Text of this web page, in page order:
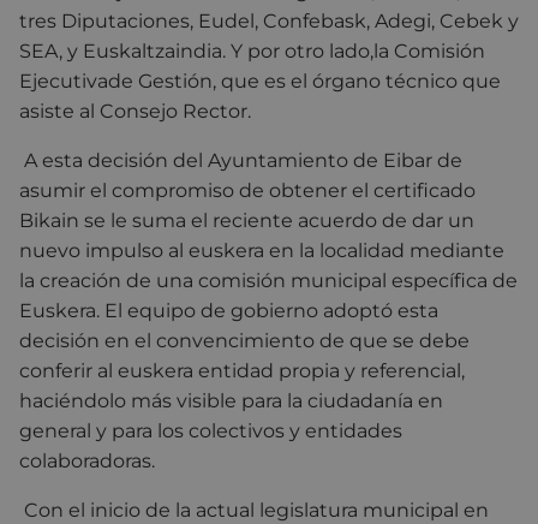
tres Diputaciones, Eudel, Confebask, Adegi, Cebek y
SEA, y Euskaltzaindia. Y por otro lado,la Comisión
Ejecutivade Gestión, que es el órgano técnico que
asiste al Consejo Rector.
A esta decisión del Ayuntamiento de Eibar de
asumir el compromiso de obtener el certificado
Bikain se le suma el reciente acuerdo de dar un
nuevo impulso al euskera en la localidad mediante
la creación de una comisión municipal específica de
Euskera. El equipo de gobierno adoptó esta
decisión en el convencimiento de que se debe
conferir al euskera entidad propia y referencial,
haciéndolo más visible para la ciudadanía en
general y para los colectivos y entidades
colaboradoras.
Con el inicio de la actual legislatura municipal en